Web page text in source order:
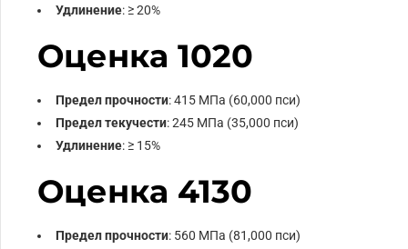
Удлинение: ≥ 20%
Оценка 1020
Предел прочности: 415 МПа (60,000 пси)
Предел текучести: 245 МПа (35,000 пси)
Удлинение: ≥ 15%
Оценка 4130
Предел прочности: 560 МПа (81,000 пси)